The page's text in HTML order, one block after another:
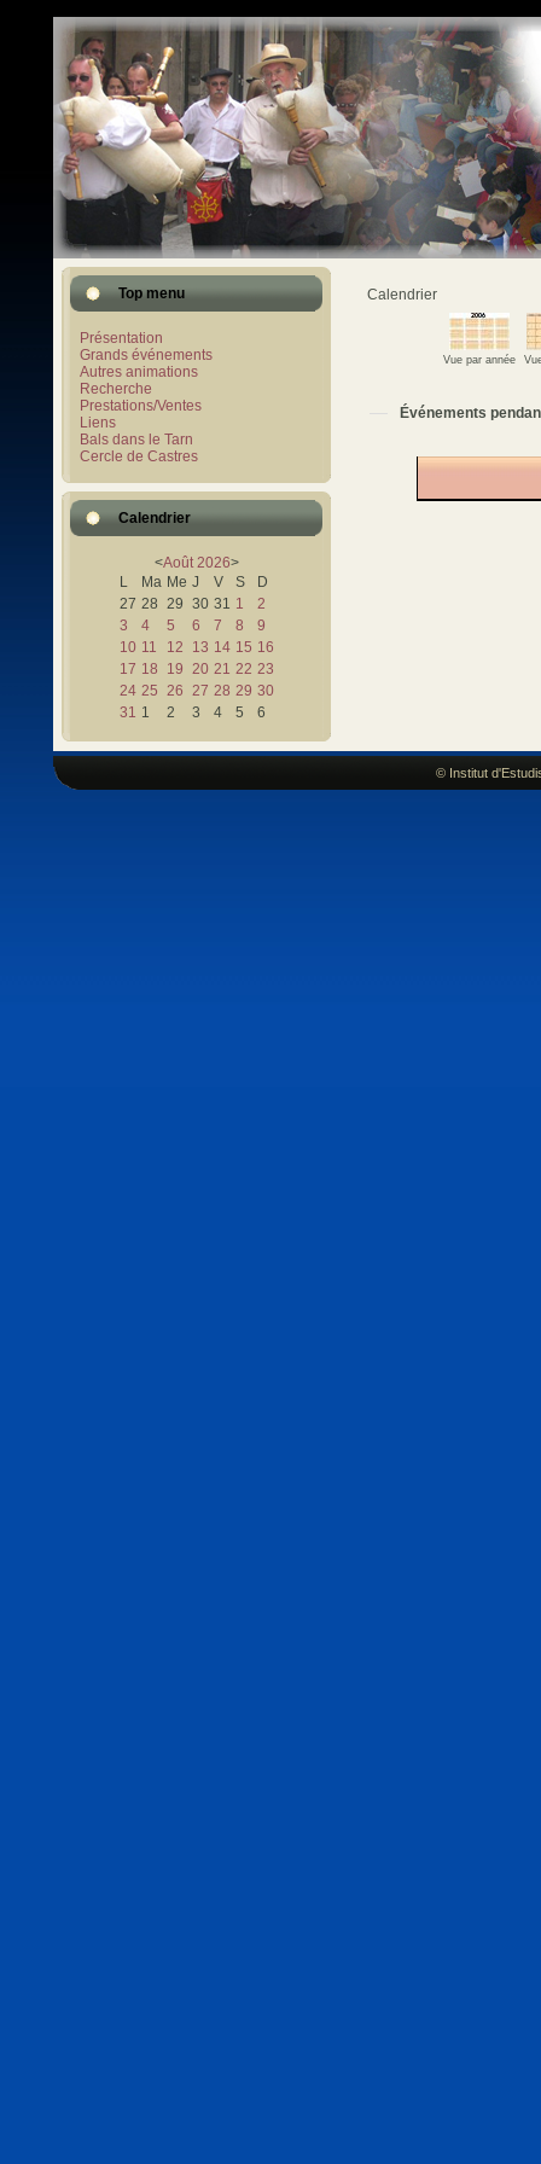
Top menu
Présentation
Grands événements
Autres animations
Recherche
Prestations/Ventes
Liens
Bals dans le Tarn
Cercle de Castres
Calendrier
<Août 2026>
L
Ma Me J V S
D
27 28 29 30 31 1
2
3
4 5 6 7 8
9
10 11 12 13 14 15 16
17 18 19 20 21 22 23
24 25 26 27 28 29 30
31 1 2 3 4 5 6
Calendrier
Vue par année
Événements
© Institut